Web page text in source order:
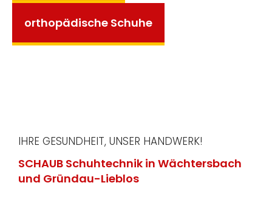
orthopädische Schuhe
IHRE GESUNDHEIT, UNSER HANDWERK!
SCHAUB Schuhtechnik in Wächtersbach
und Gründau-Lieblos